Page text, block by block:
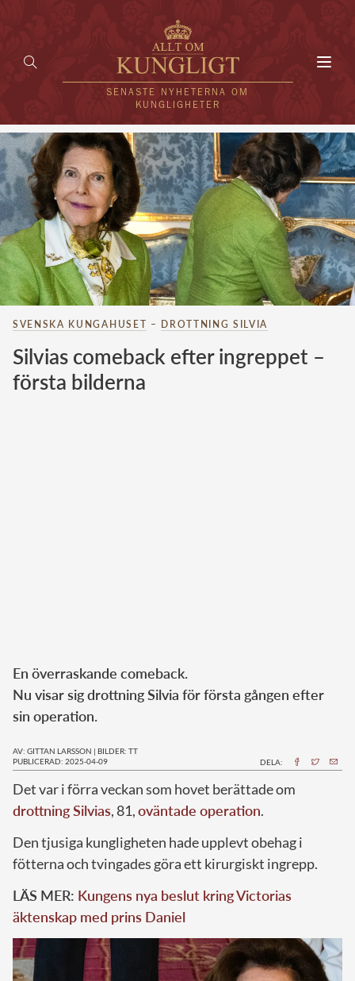
SENASTE NYHETERNA OM
KUNGLIGHETER
HEM
KUNGAFAMILJEN
UTLÄNDSKT
KÄNDISAR
VÄRLDENS KUNGAHUS
Svenska kungahuset
Brittiska kungahuset
Norska kungahuset
SVENSKA KUNGAHUSET – DROTTNING SILVIA
Silvias comeback efter ingreppet –
första bilderna
En överraskande comeback.
Nu visar sig drottning Silvia för första gången efter
sin operation.
AV: GITTAN LARSSON | BILDER: TT
PUBLICERAD: 2025-04-09
DELA:
Det var i förra veckan som hovet berättade om
drottning Silvias, 81,oväntade operation.
Den tjusiga kungligheten hade upplevt obehag i
fötterna och tvingades göra ett kirurgiskt ingrepp.
LÄS MER: Kungens nya beslut kring Victorias
äktenskap med prins Daniel